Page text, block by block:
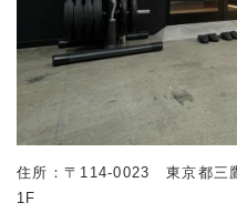
住所：〒114-0023 東京都三
1F